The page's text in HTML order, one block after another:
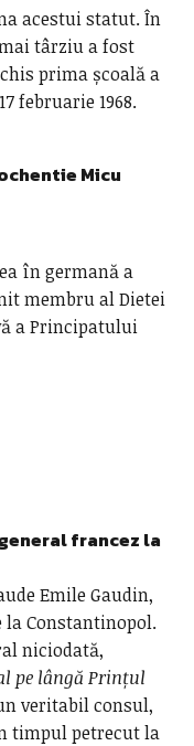
acestui statut. În
târziu a fost
prima școală a
februarie 1968.
în germană a
membru al Dietei
a Principatului
francez la
Emile Gaudin,
la Constantinopol.
niciodată,
pe lângă Prințul
veritabil consul,
timpul petrecut la